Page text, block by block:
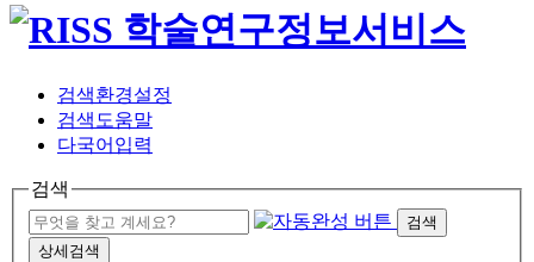
검색환경설정
검색도움말
다국어입력
검색
검색
상세검색